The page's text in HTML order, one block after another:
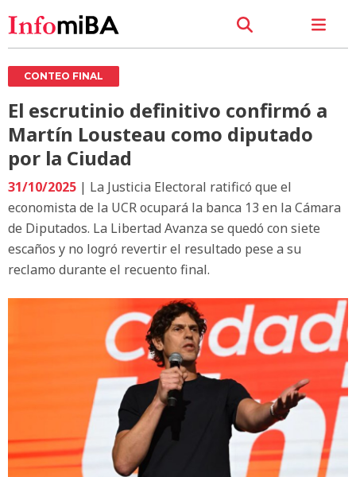
CONTEO FINAL
El escrutinio definitivo confirmó a
Martín Lousteau como diputado
por la Ciudad
31/10/2025 | La Justicia Electoral ratificó que el
economista de la UCR ocupará la banca 13 en la Cámara
de Diputados. La Libertad Avanza se quedó con siete
escaños y no logró revertir el resultado pese a su
reclamo durante el recuento final.